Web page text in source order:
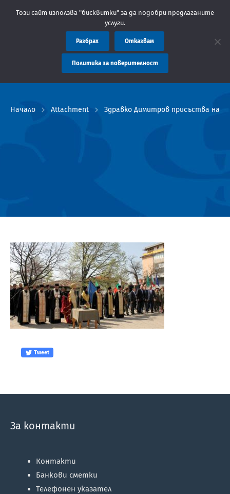
Съобщение: Областна администрация Пловдив
Начало Attachment Здравко Димитров присъства на
Tweet
За контакти
Контакти
Банкови сметки
Телефонен указател
Този сайт използва "бисквитки" за да подобри предлаганите
услуги.
Разбрах Отказвам
Политика за поверителност